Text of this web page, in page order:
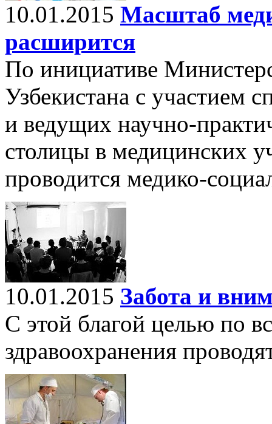
10.01.2015 Масштаб
расширится
По инициативе
Узбекистана с участием
и ведущих научно-
столицы в медицинских
проводится медико-
10.01.2015 Забота и
С этой благой целью по
здравоохранения